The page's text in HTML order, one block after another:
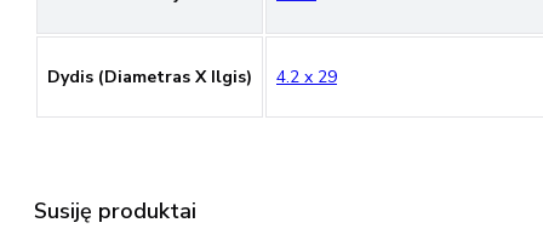
Dydis (diametras X Ilgis) 4.2 x 29
Susiję produktai